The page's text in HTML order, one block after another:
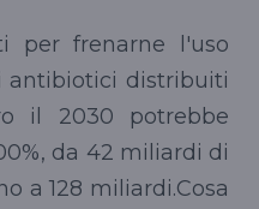
per frenarne l'uso
antibiotici distribuiti
il 2030 potrebbe
da 42 miliardi di
a 128 miliardi.Cosa